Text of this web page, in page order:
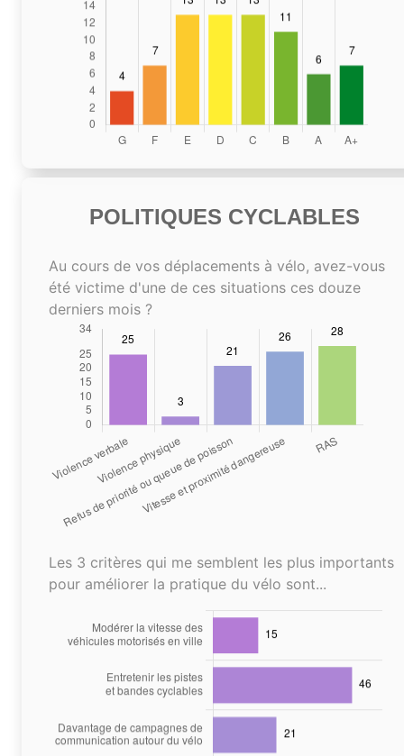
POLITIQUES CYCLABLES
Au cours de vos déplacements à vélo, avez-vous
été victime d'une de ces situations ces douze
derniers mois ?
Les 3 critères qui me semblent les plus importants
pour améliorer la pratique du vélo sont...